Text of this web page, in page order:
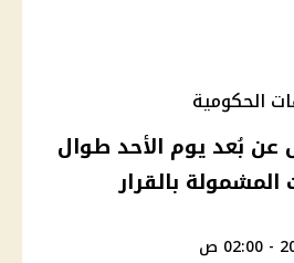
الحكومية
عن بُعد يوم الأحد طوال